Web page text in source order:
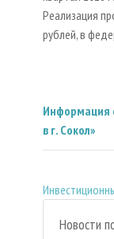
Реализация
рублей, в
Информация
в г. Сокол»
Новости